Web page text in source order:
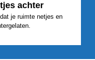
achter
je ruimte netjes en